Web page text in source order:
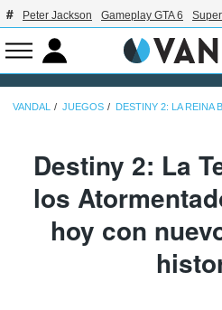
Peter Jackson Gameplay GTA 6
VANDAL JUEGOS DESTINY 2: LA REINA
Destiny 2: La
los
hoy con